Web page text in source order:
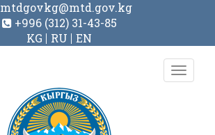
mtdgovkg@mtd.gov.kg
+996 (312) 31-43-85
KG
RU EN
Toggle